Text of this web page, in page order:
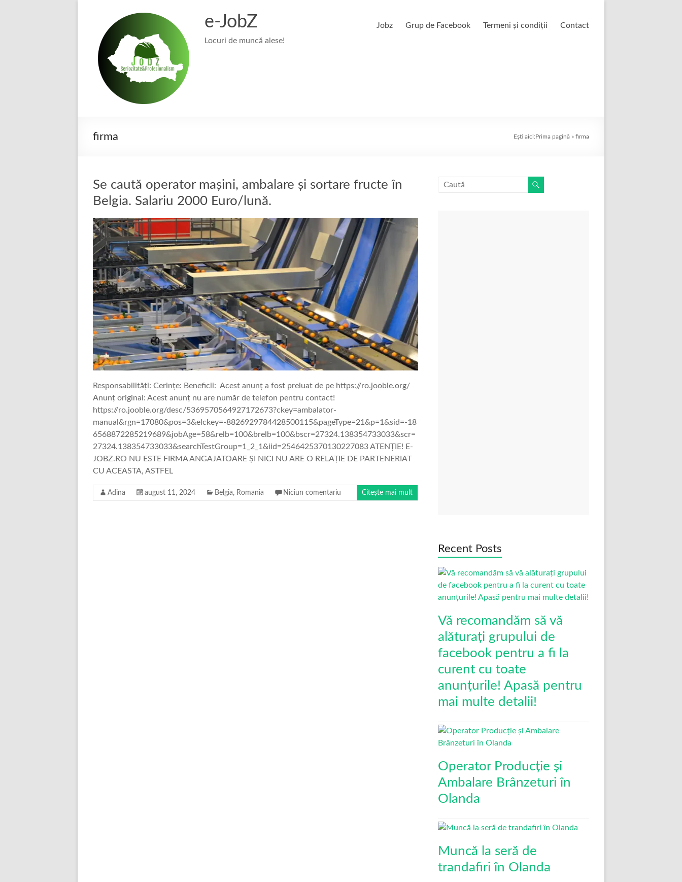
e-JobZ
Locuri de muncă alese!
Jobz Grup de Facebook Termeni și condiții Contact
firma Ești aici:Prima pagină » firma
Se caută operator mașini, ambalare și sortare fructe în
Belgia. Salariu 2000 Euro/lună.
Responsabilități: Cerințe: Beneficii: Acest anunț a fost preluat de pe https://ro.jooble.org/
Anunț original: Acest anunț nu are număr de telefon pentru contact!
https://ro.jooble.org/desc/5369570564927172673?ckey=ambalator-
manual&rgn=17080&pos=3&elckey=-8826929784428500115&pageType=21&p=1&sid=-18
6568872285219689&jobAge=58&relb=100&brelb=100&bscr=27324.138354733033&scr=
27324.138354733033&searchTestGroup=1_2_1&iid=2546425370130227083 ATENȚIE! E-
JOBZ.RO NU ESTE FIRMA ANGAJATOARE ȘI NICI NU ARE O RELAȚIE DE PARTENERIAT
CU ACEASTA, ASTFEL
Adina august 11, 2024 Belgia, Romania Niciun comentariu Citește mai mult
Recent Posts
Vă recomandăm să vă
alăturați grupului de
facebook pentru a fi la
curent cu toate
anunțurile! Apasă pentru
mai multe detalii!
Operator Producție și
Ambalare Brânzeturi în
Olanda
Muncă la seră de
trandafiri în Olanda